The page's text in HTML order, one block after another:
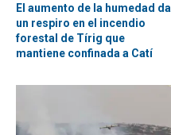
El aumento de la humedad da
un respiro en el incendio
forestal de Tírig que
mantiene confinada a Catí